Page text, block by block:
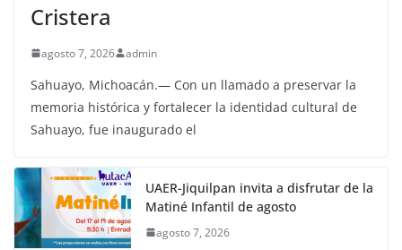
Cristera
agosto 7, 2026 admin
Sahuayo, Michoacán.— Con un llamado a preservar la
memoria histórica y fortalecer la identidad cultural de
Sahuayo, fue inaugurado el
UAER-Jiquilpan invita a disfrutar de la
Matiné Infantil de agosto
agosto 7, 2026